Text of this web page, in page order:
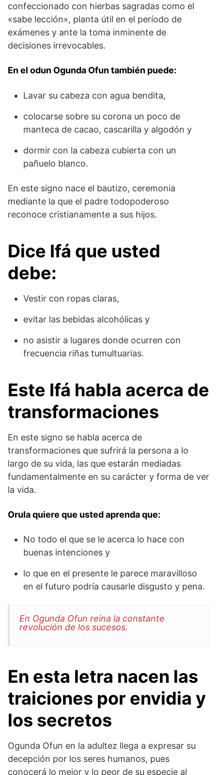
confeccionado con hierbas sagradas como el
«sabe lección», planta útil en el período de
exámenes y ante la toma inminente de
decisiones irrevocables.
En el odun Ogunda Ofun también puede:
Lavar su cabeza con agua bendita,
colocarse sobre su corona un poco de
manteca de cacao, cascarilla y algodón y
dormir con la cabeza cubierta con un
pañuelo blanco.
En este signo nace el bautizo, ceremonia
mediante la que el padre todopoderoso
reconoce cristianamente a sus hijos.
Dice Ifá que usted
debe:
Vestir con ropas claras,
evitar las bebidas alcohólicas y
no asistir a lugares donde ocurren con
frecuencia riñas tumultuarias.
Este Ifá habla acerca de
transformaciones
En este signo se habla acerca de
transformaciones que sufrirá la persona a lo
largo de su vida, las que estarán mediadas
fundamentalmente en su carácter y forma de ver
la vida.
Orula quiere que usted aprenda que:
No todo el que se le acerca lo hace con
buenas intenciones y
lo que en el presente le parece maravilloso
en el futuro podría causarle disgusto y pena.
En Ogunda Ofun reina la constante
revolución de los sucesos.
En esta letra nacen las
traiciones por envidia y
los secretos
Ogunda Ofun en la adultez llega a expresar su
decepción por los seres humanos, pues
conocerá lo mejor y lo peor de su especie al